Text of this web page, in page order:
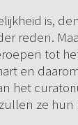
is,
reden.
tot
en
het
ze